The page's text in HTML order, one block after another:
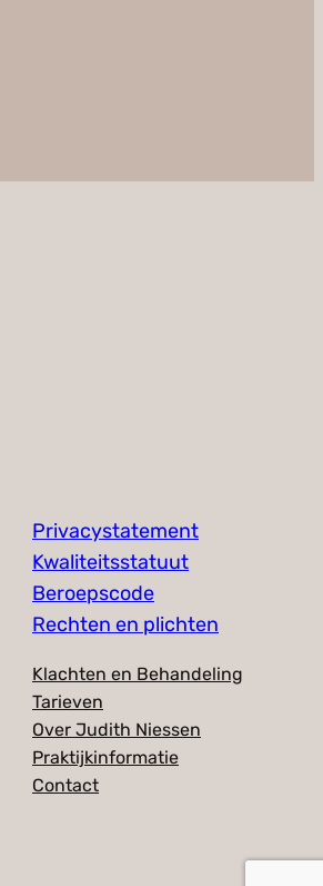
Privacystatement
Kwaliteitsstatuut
Beroepscode
Rechten en plichten
Klachten en Behandeling
Tarieven
Over Judith Niessen
Praktijkinformatie
Contact